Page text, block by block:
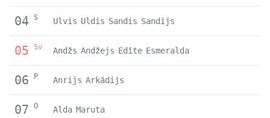
04 S Ulvis Uldis Sandis Sandijs
05 Sv Andžs Andžejs Edīte Esmeralda
06 P Anrijs Arkādijs
07 O Alda Maruta